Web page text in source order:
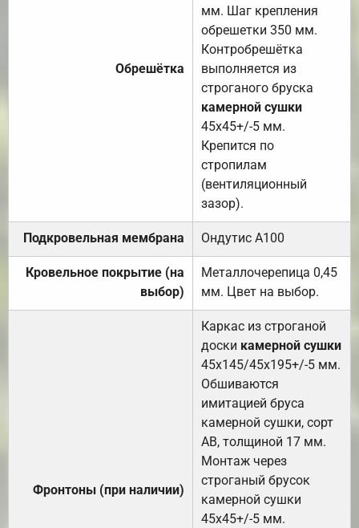
Обрешётка
мм. Шаг крепления
обрешетки 350 мм.
Контробрешётка
выполняется из
строганого бруска
камерной сушки
45х45+/-5 мм.
Крепится по
стропилам
(вентиляционный
зазор).
Подкровельная мембрана Ондутис А100
Кровельное покрытие (на
выбор)
Металлочерепица 0,45
мм. Цвет на выбор.
Фронтоны (при наличии)
Каркас из строганой
доски камерной сушки
45х145/45х195+/-5 мм.
Обшиваются
имитацией бруса
камерной сушки, сорт
АВ, толщиной 17 мм.
Монтаж через
строганый брусок
камерной сушки
45х45+/-5 мм.